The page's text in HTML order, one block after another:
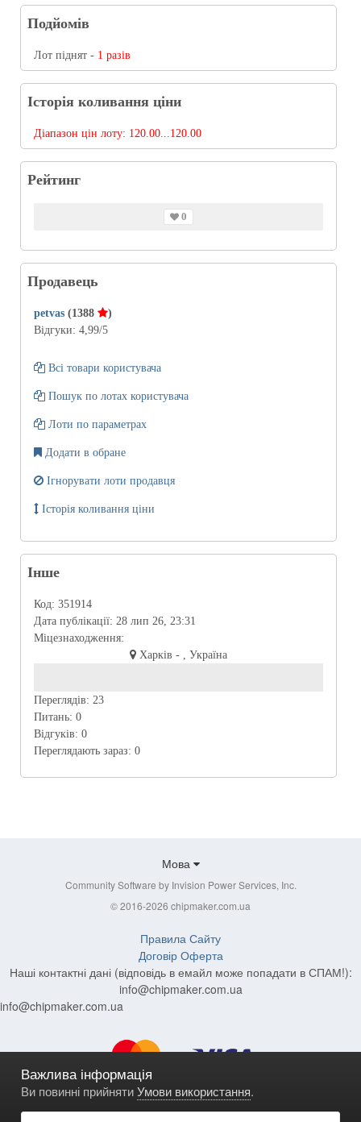
Подйомів
Лот піднят - 1 разів
Історія коливання ціни
Діапазон цін лоту: 120.00...120.00
Рейтинг
0
Продавець
petvas (1388
)
Відгуки: 4,99/5
Всі товари користувача
Пошук по лотах користувача
Лоти по параметрах
Додати в обране
Ігнорувати лоти продавця
Історія коливання ціни
Інше
Код: 351914
Дата публікації: 28 лип 26, 23:31
Міцезнаходження:
Харків - , Україна
Переглядів: 23
Питань: 0
Відгуків: 0
Переглядають зараз: 0
Мова
Community Software by Invision Power Services, Inc.
© 2016-2026 chipmaker.com.ua
Важлива інформація
Ви повинні прийнятиУмови використання.
Правила Сайту
Договір Оферта
Наші контактні дані (відповідь в емайл може попадати в СПАМ!):
info@chipmaker.com.ua
info@chipmaker.com.ua